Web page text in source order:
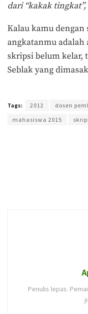
dari “kakak
Kalau kamu dengan
angkatanmu adalah
skripsi belum kelar,
Seblak yang
Tags: 2012 dosen
mahasiswa 2015
Penulis lepas.